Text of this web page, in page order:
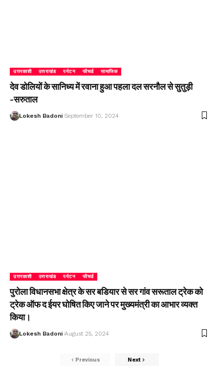
उत्तरकाशी उत्तराखंड पर्यटन फीचर्ड सामाजिक
देव डोलियों के सानिध्य में रवाना हुआ पहला दल सरनौल से सुतुड़ी
-सरुताल
Lokesh Badoni September 10, 2024
उत्तरकाशी उत्तराखंड पर्यटन फीचर्ड
पुरोला विधानसभा क्षेत्र के सर बडियार से सर गांव सरूताल ट्रेक को
ट्रेक ऑफ द ईयर घोषित किए जाने पर मुख्यमंत्री का आभार व्यक्त
किया।
Lokesh Badoni August 25, 2024
Previous Next